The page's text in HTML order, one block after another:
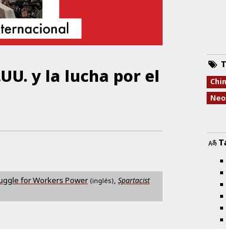
y la lucha por el
for Workers Power (inglés), Spartacist